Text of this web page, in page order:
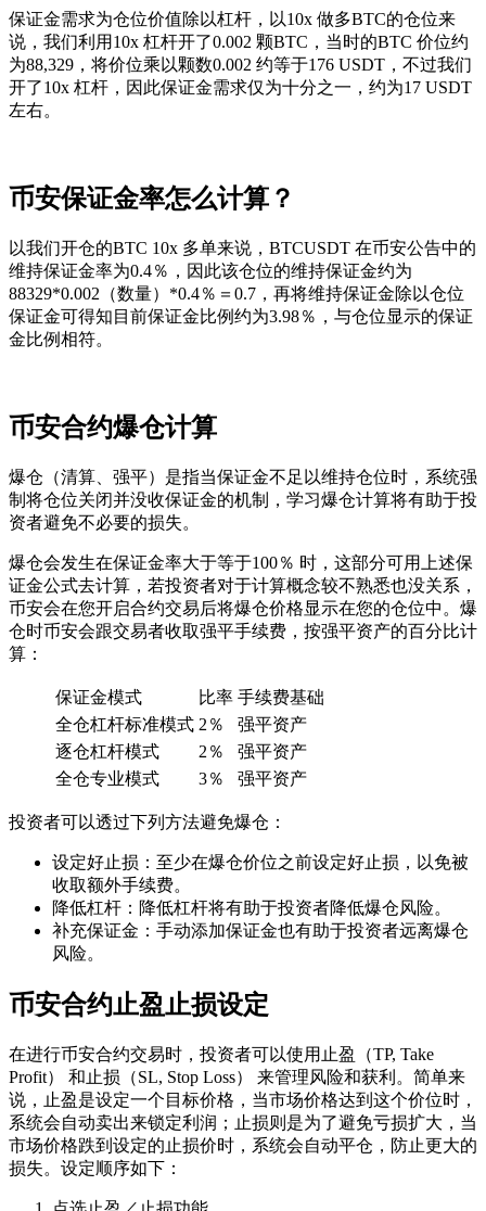
保证金需求为仓位价值除以杠杆，以10x 做多BTC的仓位来
说，我们利用10x 杠杆开了0.002 颗BTC，当时的BTC 价位约
为88,329，将价位乘以颗数0.002 约等于176 USDT，不过我们
开了10x 杠杆，因此保证金需求仅为十分之一，约为17 USDT
左右。
币安保证金率怎么计算？
以我们开仓的BTC 10x 多单来说，BTCUSDT 在币安公告中的
维持保证金率为0.4％，因此该仓位的维持保证金约为
88329*0.002（数量）*0.4％＝0.7，再将维持保证金除以仓位
保证金可得知目前保证金比例约为3.98％，与仓位显示的保证
金比例相符。
币安合约爆仓计算
爆仓（清算、强平）是指当保证金不足以维持仓位时，系统强
制将仓位关闭并没收保证金的机制，学习爆仓计算将有助于投
资者避免不必要的损失。
爆仓会发生在保证金率大于等于100％ 时，这部分可用上述保
证金公式去计算，若投资者对于计算概念较不熟悉也没关系，
币安会在您开启合约交易后将爆仓价格显示在您的仓位中。爆
仓时币安会跟交易者收取强平手续费，按强平资产的百分比计
算：
保证金模式 比率 手续费基础
全仓杠杆标准模式 2％
强平资产
逐仓杠杆模式
2％
强平资产
全仓专业模式
3％ 强平资产
投资者可以透过下列方法避免爆仓：
设定好止损：至少在爆仓价位之前设定好止损，以免被
收取额外手续费。
降低杠杆：降低杠杆将有助于投资者降低爆仓风险。
补充保证金：手动添加保证金也有助于投资者远离爆仓
风险。
币安合约止盈止损设定
在进行币安合约交易时，投资者可以使用止盈（TP, Take
Profit） 和止损（SL, Stop Loss） 来管理风险和获利。简单来
说，止盈是设定一个目标价格，当市场价格达到这个价位时，
系统会自动卖出来锁定利润；止损则是为了避免亏损扩大，当
市场价格跌到设定的止损价时，系统会自动平仓，防止更大的
损失。设定顺序如下：